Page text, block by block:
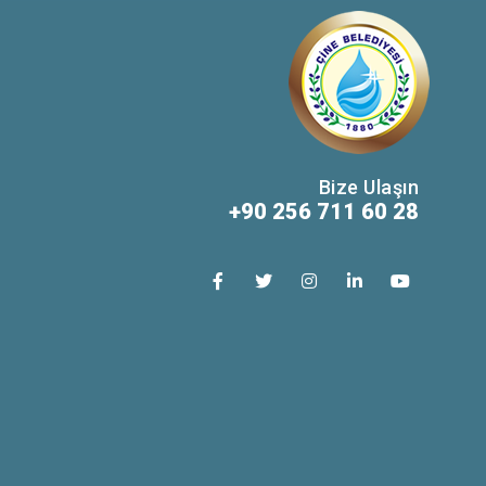
Bize Ulaşın
+90 256 711 60 28